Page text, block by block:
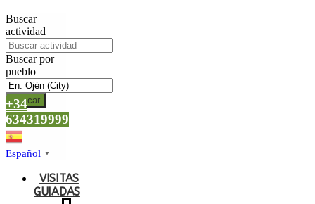
Buscar
actividad
Buscar por
pueblo
Buscar
+34
634319999
Español ▼
VISITAS
GUIADAS